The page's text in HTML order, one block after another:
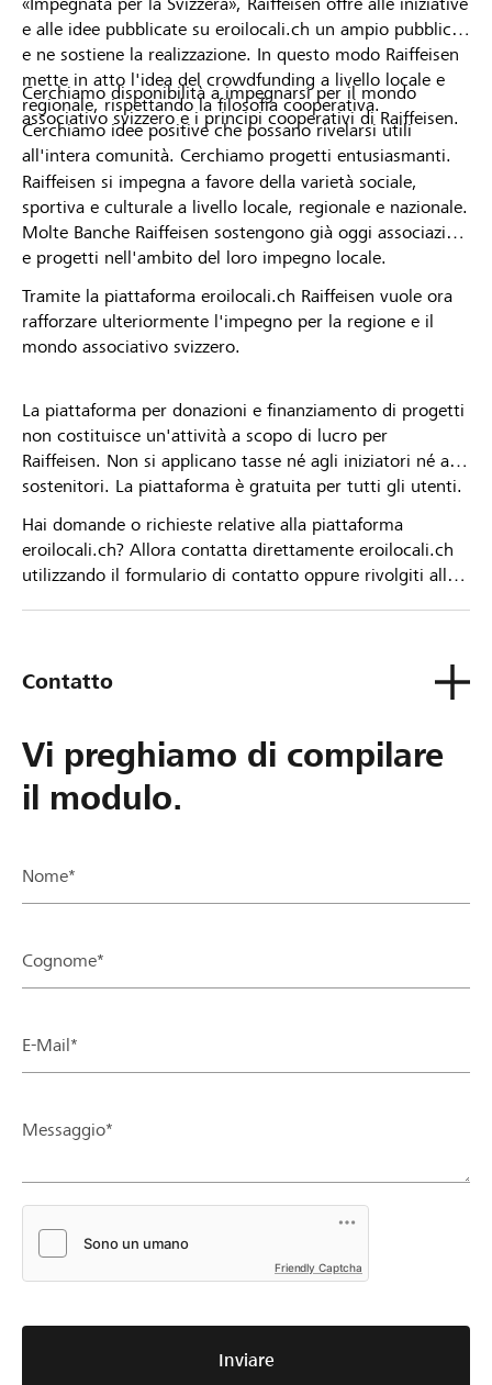
e alle idee pubblicate su eroilocali.ch un ampio pubblico
e ne sostiene la realizzazione. In questo modo Raiffeisen
mette in atto l'idea del crowdfunding a livello locale e
regionale, rispettando la filosofia cooperativa.
Cerchiamo idee positive che possano rivelarsi utili
all'intera comunità. Cerchiamo progetti entusiasmanti.
Cerchiamo disponibilità a impegnarsi per il mondo
associativo svizzero e i principi cooperativi di Raiffeisen.
Raiffeisen si impegna a favore della varietà sociale,
sportiva e culturale a livello locale, regionale e nazionale.
Molte Banche Raiffeisen sostengono già oggi associazioni
e progetti nell'ambito del loro impegno locale.
Tramite la piattaforma eroilocali.ch Raiffeisen vuole ora
rafforzare ulteriormente l'impegno per la regione e il
mondo associativo svizzero.
La piattaforma per donazioni e finanziamento di progetti
non costituisce un'attività a scopo di lucro per
Raiffeisen. Non si applicano tasse né agli iniziatori né ai
sostenitori. La piattaforma è gratuita per tutti gli utenti.
Hai domande o richieste relative alla piattaforma
eroilocali.ch? Allora contatta direttamente eroilocali.ch
utilizzando il formulario di contatto oppure rivolgiti alla
Contatto
Vi preghiamo di compilare
il modulo.
Nome*
Cognome*
E-Mail*
Messaggio*
Friendly Captcha
Inviare